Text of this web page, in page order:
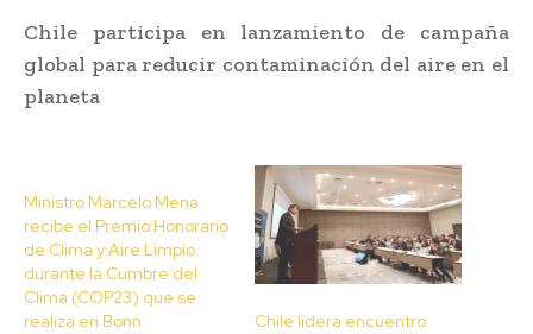
Chile participa en lanzamiento de campaña
global para reducir contaminación del aire en el
planeta
Ministro Marcelo Mena
recibe el Premio Honorario
de Clima y Aire Limpio
durante la Cumbre del
Clima (COP23) que se
realiza en Bonn
Chile lidera encuentro